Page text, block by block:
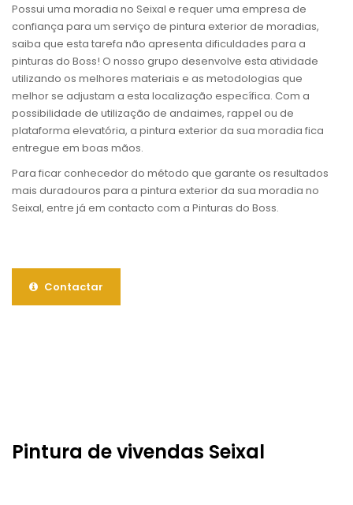
Possui uma moradia no Seixal e requer uma empresa de
confiança para um serviço de pintura exterior de moradias,
saiba que esta tarefa não apresenta dificuldades para a
pinturas do Boss! O nosso grupo desenvolve esta atividade
utilizando os melhores materiais e as metodologias que
melhor se adjustam a esta localização específica. Com a
possibilidade de utilização de andaimes, rappel ou de
plataforma elevatória, a pintura exterior da sua moradia fica
entregue em boas mãos.
Para ficar conhecedor do método que garante os resultados
mais duradouros para a pintura exterior da sua moradia no
Seixal, entre já em contacto com a Pinturas do Boss.
Contactar
Pintura de vivendas Seixal